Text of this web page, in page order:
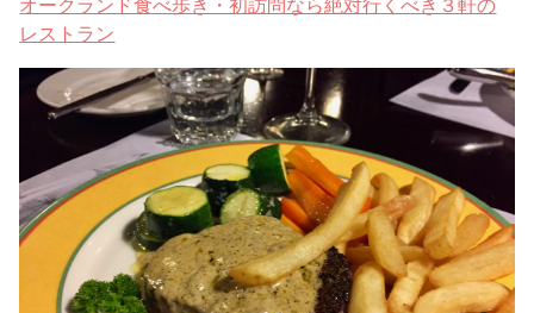
オークランド食べ歩き・初訪問なら絶対行くべき３軒の
レストラン